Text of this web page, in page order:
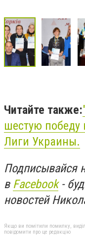
Читайте также:
шестую
Лиги Украины.
Подписывайся
в Facebook-
новостей
Якщо ви помітили помилку,
повідомити про це редакцію